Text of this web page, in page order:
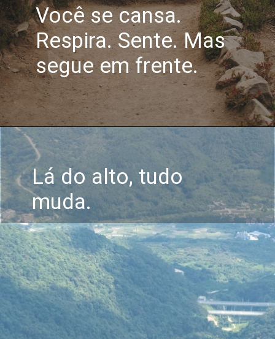
Você se cansa.
Respira. Sente. Mas
segue em frente.
Lá do alto, tudo
muda.